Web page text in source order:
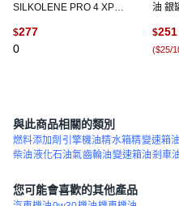
SILKOLENE PRO 4 XP
個
$277
0
油 銀
1L
$251
($25/
與此商品相關的類別
燃料添加劑 引擎機油精水箱精變速箱
柴油液化石油氣齒輪油變速箱油剎車
您可能會喜歡的其他產品